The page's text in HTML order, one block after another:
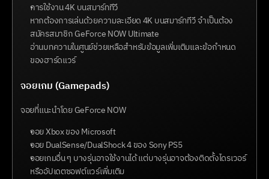
การใช้งาน 4K บนสมาร์ททีวี
หากต้องการเล่นด้วยความละเอียด 4K บนสมาร์ททีวี จำเป็นต้อง
สมัครสมาชิก GeForce NOW Ultimate
อ่านบทความในศูนย์ช่วยเหลือสำหรับข้อมูลเพิ่มเติมและข้อกำหนด
ของฮาร์ดแวร์
จอยเกม (Gamepads)
จอยที่แนะนำโดย GeForce NOW
จอย Xbox ของ Microsoft
จอย DualSense/DualShock 4 ของ Sony PS5
จอยเกมอื่น ๆ บางรุ่นอาจใช้งานได้ แต่บางรุ่นอาจต้องติดตั้งไดรเวอร์
หรืออัปเดตซอฟต์แวร์เพิ่มเติม